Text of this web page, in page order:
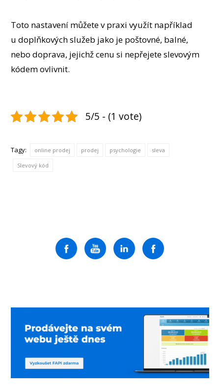
Toto nastavení můžete v praxi využít například
u doplňkových služeb jako je poštovné, balné,
nebo doprava, jejichž cenu si nepřejete slevovým
kódem ovlivnit.
5/5 - (1 vote)
Tagy: online prodej prodej psychologie sleva
Slevový kód